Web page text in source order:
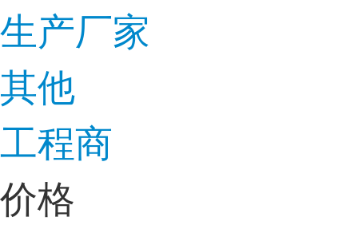
生产厂家
其他
工程商
价格